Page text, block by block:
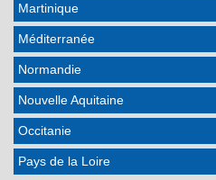
Martinique
Méditerranée
Normandie
Nouvelle Aquitaine
Occitanie
Pays de la Loire